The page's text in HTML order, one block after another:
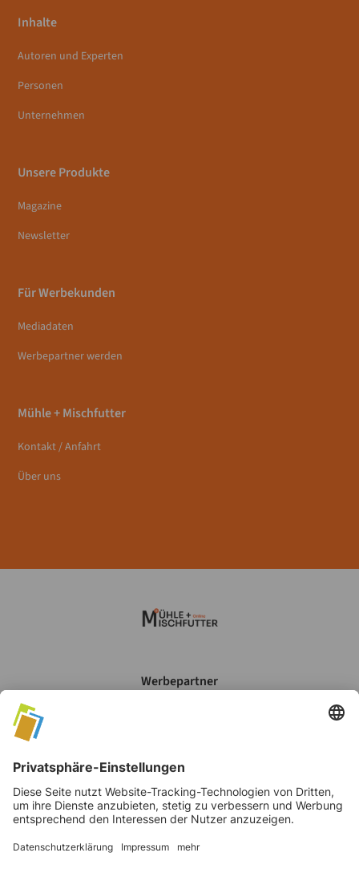
Inhalte
Autoren und Experten
Personen
Unternehmen
Unsere Produkte
Magazine
Newsletter
Für Werbekunden
Mediadaten
Werbepartner werden
Mühle + Mischfutter
Kontakt / Anfahrt
Über uns
Werbepartner
Datenschutz